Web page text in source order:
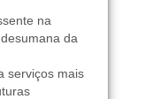
na
da
serviços mais